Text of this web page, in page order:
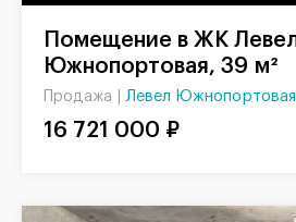
Южнопортовая, 39 м²
Продажа | Левел Южнопортовая
16 721 000 ₽